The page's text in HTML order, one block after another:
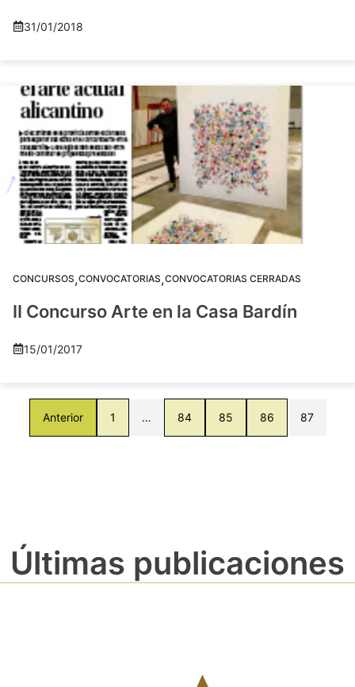
31/01/2018
CONCURSOS,CONVOCATORIAS,CONVOCATORIAS CERRADAS
II Concurso Arte en la Casa Bardín
15/01/2017
Anterior 1 … 84 85 86 87
Últimas publicaciones